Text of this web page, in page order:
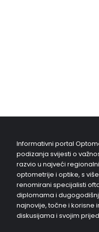
Informativni portal
podizanja svijesti o
razvio u najveći
optometrije i optike, s
renomirani specijalisti
diplomama i
najnovije, točne i korisne
diskusijama i svojim